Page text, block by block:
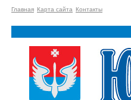
Главная Карта сайта Контакты